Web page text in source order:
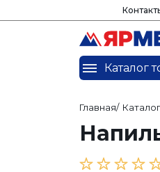
Каталог
Главная/ Каталог